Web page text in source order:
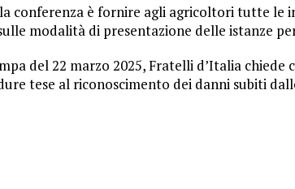
conferenza è fornire agli agricoltori tutte le
modalità di presentazione delle istanze
del 22 marzo 2025, Fratelli d’Italia
tese al riconoscimento dei danni subiti